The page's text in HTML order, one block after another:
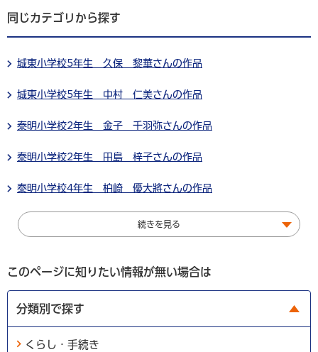
同じカテゴリから探す
城東小学校5年生 久保 黎華さんの作品
城東小学校5年生 中村 仁美さんの作品
泰明小学校2年生 金子 千羽弥さんの作品
泰明小学校2年生 田島 梓子さんの作品
泰明小学校4年生 柏崎 優大將さんの作品
続きを見る
このページに知りたい情報が無い場合は
分類別で探す
くらし・手続き